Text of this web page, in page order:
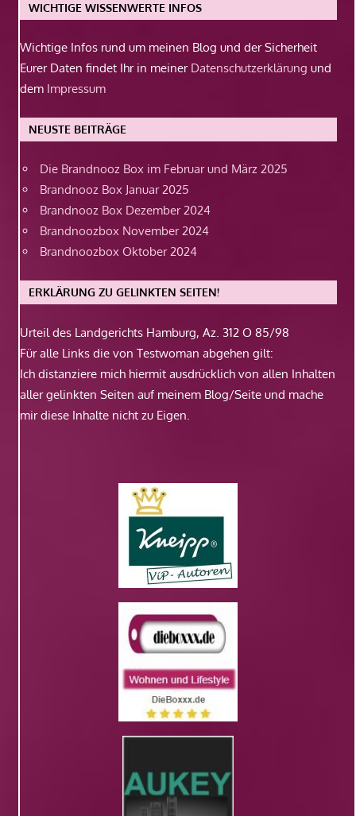
WICHTIGE WISSENWERTE INFOS
Wichtige Infos rund um meinen Blog und der Sicherheit
Eurer Daten findet Ihr in meiner Datenschutzerklärung und
dem Impressum
NEUSTE BEITRÄGE
Die Brandnooz Box im Februar und März 2025
Brandnooz Box Januar 2025
Brandnooz Box Dezember 2024
Brandnoozbox November 2024
Brandnoozbox Oktober 2024
ERKLÄRUNG ZU GELINKTEN SEITEN!
Urteil des Landgerichts Hamburg, Az. 312 O 85/98
Für alle Links die von Testwoman abgehen gilt:
Ich distanziere mich hiermit ausdrücklich von allen Inhalten
aller gelinkten Seiten auf meinem Blog/Seite und mache
mir diese Inhalte nicht zu Eigen.